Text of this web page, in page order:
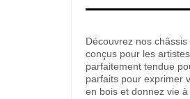
Découvrez nos
conçus pour les
parfaitement tendue
parfaits pour exprimer
en bois et donnez vie